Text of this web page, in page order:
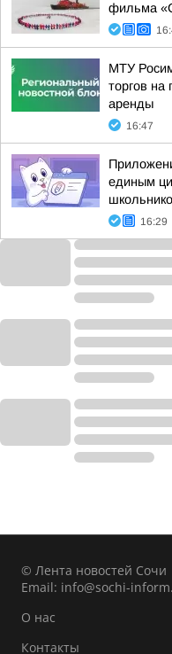
фильма
МТУ
торгов на
аренды
16:47
единым
16:29
© Лента новостей Сочи
Email: info@sochi-
О нас
Контакты